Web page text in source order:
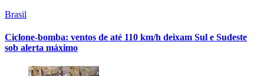
Brasil
Ciclone-bomba: ventos de até 110 km/h deixam Sul e Sudeste
sob alerta máximo